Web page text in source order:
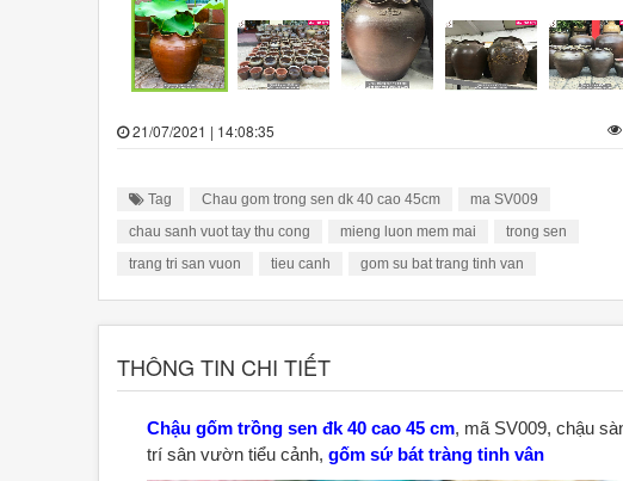
21/07/2021 | 14:08:35
Tag Chau gom trong sen dk 40 cao 45cm
ma SV009
chau sanh vuot tay thu cong
mieng luon mem mai
trong sen
trang tri san vuon
tieu canh gom su bat trang tinh van
THÔNG TIN CHI TIẾT
Chậu gốm trồng sen đk 40 cao 45 cm, mã SV009, chậu
trí sân vườn tiểu cảnh, gốm sứ bát tràng tinh vân